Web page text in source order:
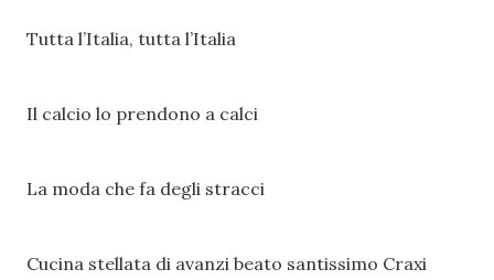
Tutta l’Italia, tutta l’Italia
Il calcio lo prendono a calci
La moda che fa degli stracci
Cucina stellata di avanzi beato santissimo Craxi